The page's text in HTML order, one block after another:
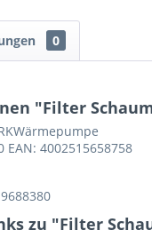
0
"Filter Schaum
4002515658758
zu "Filter